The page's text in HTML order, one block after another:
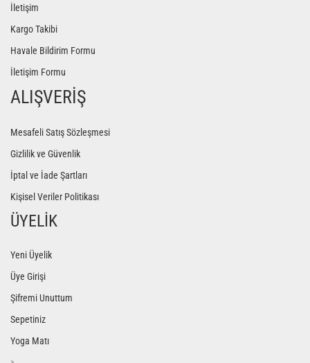
İletişim
Kargo Takibi
Havale Bildirim Formu
İletişim Formu
ALIŞVERİŞ
Mesafeli Satış Sözleşmesi
Gizlilik ve Güvenlik
İptal ve İade Şartları
Kişisel Veriler Politikası
ÜYELİK
Yeni Üyelik
Üye Girişi
Şifremi Unuttum
Sepetiniz
Yoga Matı